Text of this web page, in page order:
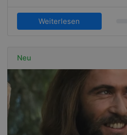
Weiterlesen
Neu